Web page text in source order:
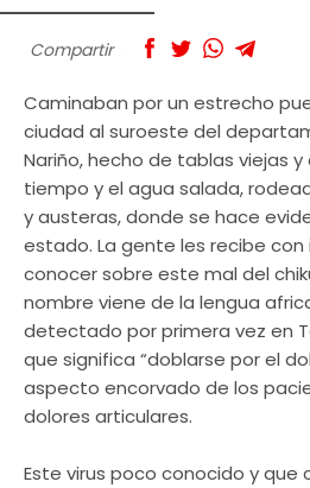
Compartir
Caminaban por un estrecho
ciudad al suroeste del
Nariño, hecho de tablas viejas
tiempo y el agua salada,
y austeras, donde se hace
estado. La gente les recibe
conocer sobre este mal del
nombre viene de la lengua
detectado por primera vez en
que significa “doblarse por el
aspecto encorvado de los
dolores articulares.
Este virus poco conocido y que